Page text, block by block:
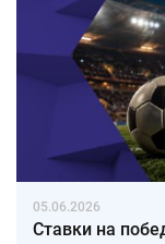
05.06.2026
Ставки на